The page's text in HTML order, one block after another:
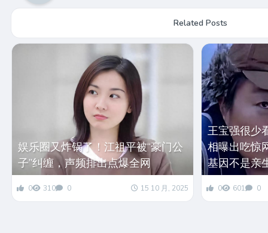
Related Posts
娱乐圈又炸锅了！江祖平被“豪门公
子”纠缠，声频排出点爆全网
0 310 0 15 10 月, 2025
王宝强很少
相曝出吃惊
基因不是亲
0 601 0